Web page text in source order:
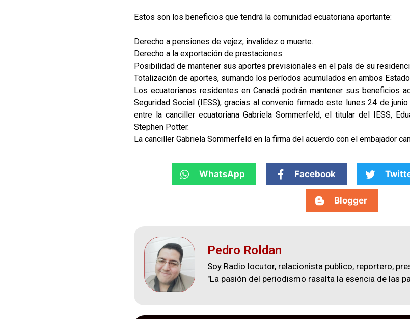
Estos son los beneficios que tendrá la comunidad ecuatoriana aportante:
Derecho a pensiones de vejez, invalidez o muerte.
Derecho a la exportación de prestaciones.
Posibilidad de mantener sus aportes previsionales en el país de su
Totalización de aportes, sumando los períodos acumulados en ambos
Los ecuatorianos residentes en Canadá podrán mantener sus beneficios
Seguridad Social (IESS), gracias al convenio firmado este lunes 24 de
entre la canciller ecuatoriana Gabriela Sommerfeld, el titular del IESS,
Stephen Potter.
La canciller Gabriela Sommerfeld en la firma del acuerdo con el embajador
WhatsApp Facebook
Blogger
Pedro Roldan
Soy Radio locutor, relacionista publico, reportero,
"La pasión del periodismo rasalta la esencia de las